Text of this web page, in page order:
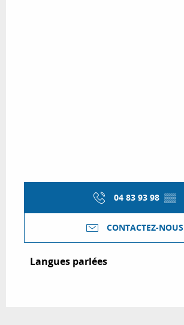
04 83 93 98 ▒▒
CONTACTEZ-NOUS
Langues parlées
Langues parlées